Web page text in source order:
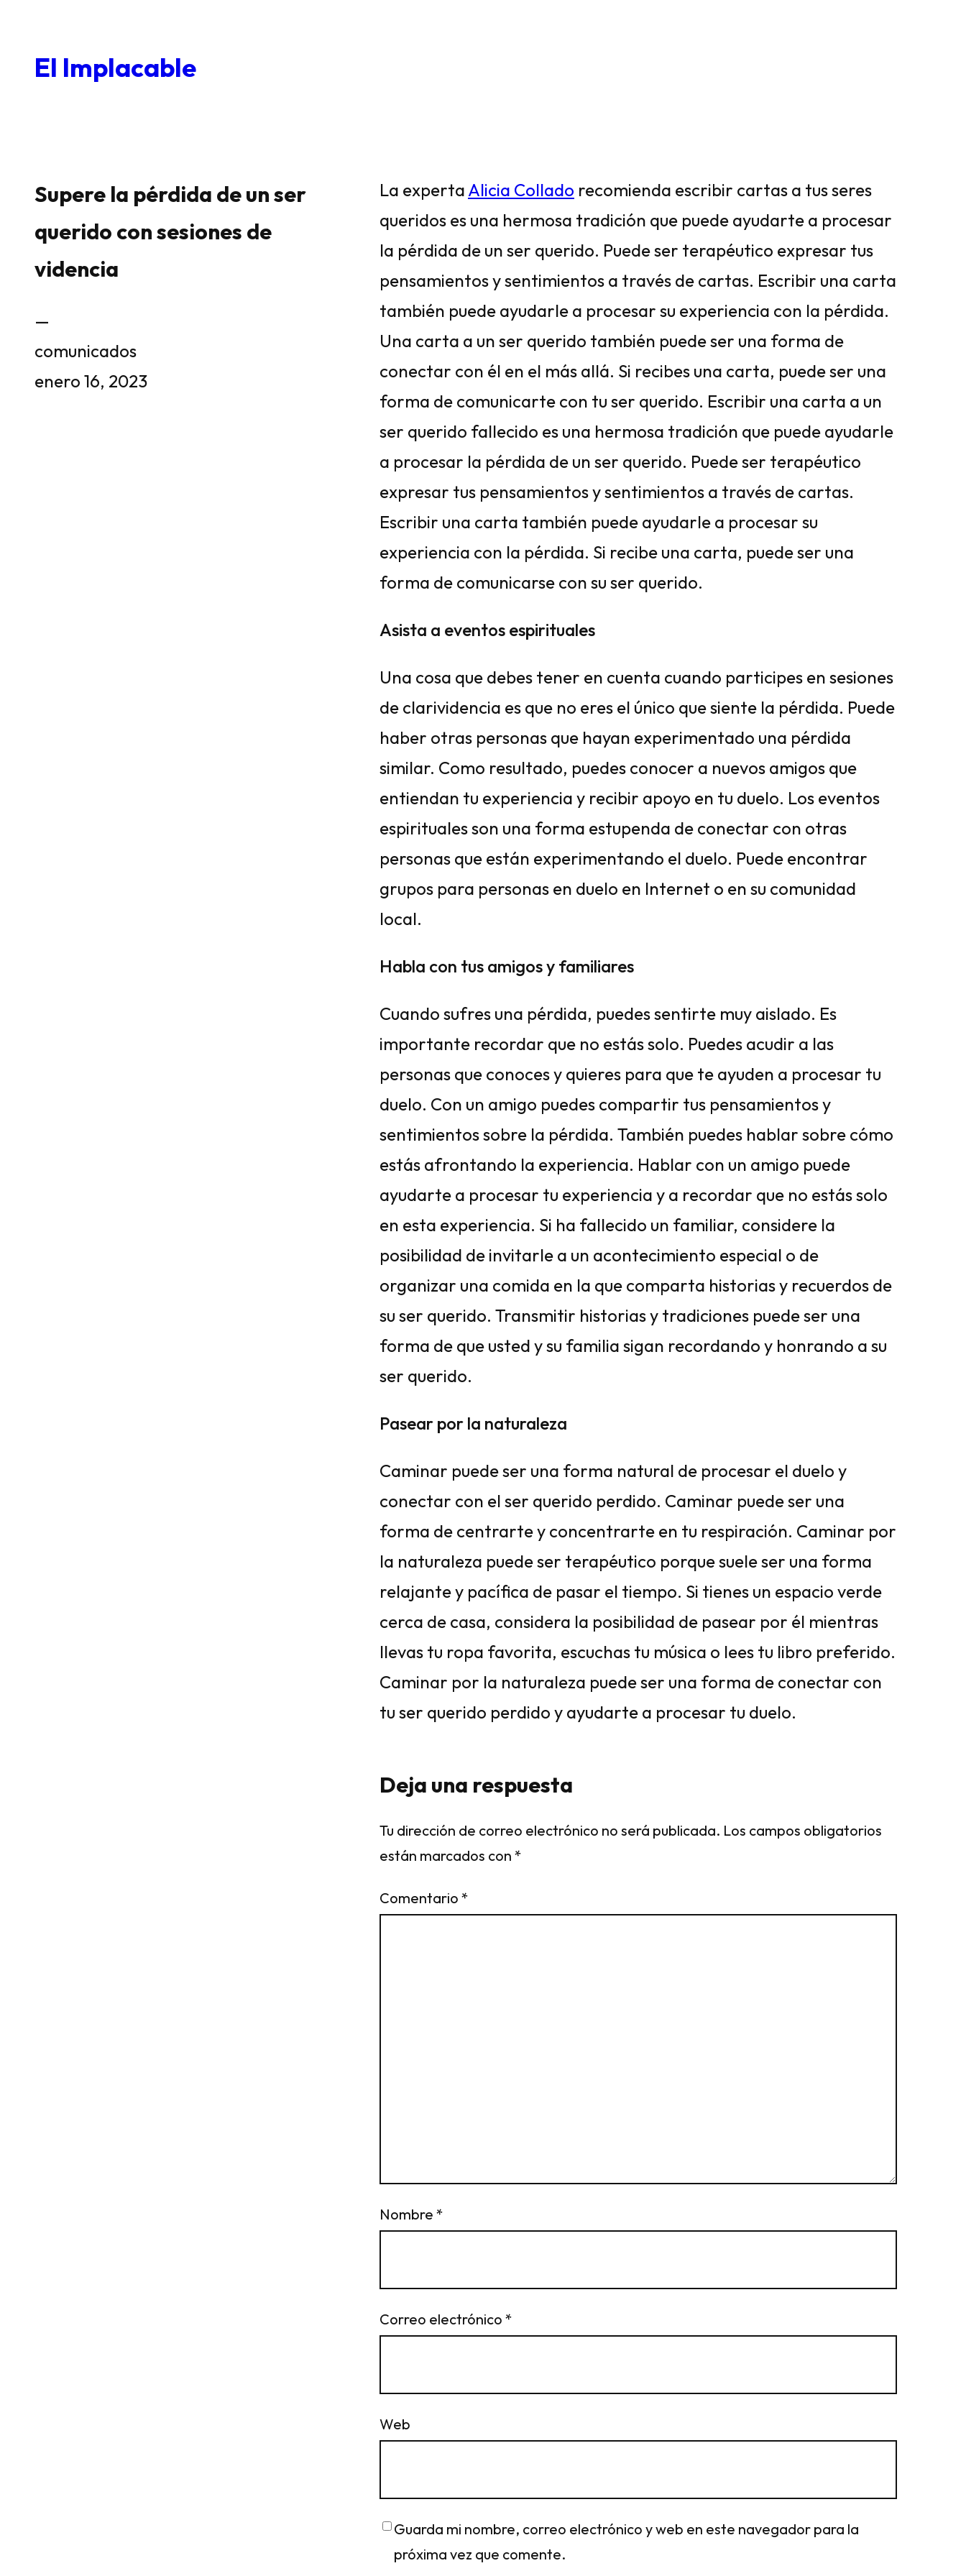
contenido
El Implacable
Supere la pérdida de un ser
querido con sesiones de
videncia
—
comunicados
enero 16, 2023
La experta Alicia Collado recomienda escribir cartas a tus seres
queridos es una hermosa tradición que puede ayudarte a procesar
la pérdida de un ser querido. Puede ser terapéutico expresar tus
pensamientos y sentimientos a través de cartas. Escribir una carta
también puede ayudarle a procesar su experiencia con la pérdida.
Una carta a un ser querido también puede ser una forma de
conectar con él en el más allá. Si recibes una carta, puede ser una
forma de comunicarte con tu ser querido. Escribir una carta a un
ser querido fallecido es una hermosa tradición que puede ayudarle
a procesar la pérdida de un ser querido. Puede ser terapéutico
expresar tus pensamientos y sentimientos a través de cartas.
Escribir una carta también puede ayudarle a procesar su
experiencia con la pérdida. Si recibe una carta, puede ser una
forma de comunicarse con su ser querido.
Asista a eventos espirituales
Una cosa que debes tener en cuenta cuando participes en sesiones
de clarividencia es que no eres el único que siente la pérdida. Puede
haber otras personas que hayan experimentado una pérdida
similar. Como resultado, puedes conocer a nuevos amigos que
entiendan tu experiencia y recibir apoyo en tu duelo. Los eventos
espirituales son una forma estupenda de conectar con otras
personas que están experimentando el duelo. Puede encontrar
grupos para personas en duelo en Internet o en su comunidad
local.
Habla con tus amigos y familiares
Cuando sufres una pérdida, puedes sentirte muy aislado. Es
importante recordar que no estás solo. Puedes acudir a las
personas que conoces y quieres para que te ayuden a procesar tu
duelo. Con un amigo puedes compartir tus pensamientos y
sentimientos sobre la pérdida. También puedes hablar sobre cómo
estás afrontando la experiencia. Hablar con un amigo puede
ayudarte a procesar tu experiencia y a recordar que no estás solo
en esta experiencia. Si ha fallecido un familiar, considere la
posibilidad de invitarle a un acontecimiento especial o de
organizar una comida en la que comparta historias y recuerdos de
su ser querido. Transmitir historias y tradiciones puede ser una
forma de que usted y su familia sigan recordando y honrando a su
ser querido.
Pasear por la naturaleza
Caminar puede ser una forma natural de procesar el duelo y
conectar con el ser querido perdido. Caminar puede ser una
forma de centrarte y concentrarte en tu respiración. Caminar por
la naturaleza puede ser terapéutico porque suele ser una forma
relajante y pacífica de pasar el tiempo. Si tienes un espacio verde
cerca de casa, considera la posibilidad de pasear por él mientras
llevas tu ropa favorita, escuchas tu música o lees tu libro preferido.
Caminar por la naturaleza puede ser una forma de conectar con
tu ser querido perdido y ayudarte a procesar tu duelo.
Deja una respuesta
Tu dirección de correo electrónico no será publicada. Los campos obligatorios
están marcados con *
Comentario *
Nombre *
Correo electrónico *
Web
Guarda mi nombre, correo electrónico y web en este navegador para la
próxima vez que comente.